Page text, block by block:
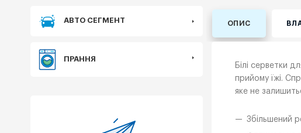
ОПИС
Білі серветки
прийому їжі.
яке не
Збільшений
АВТО СЕГМЕНТ
ПРАННЯ